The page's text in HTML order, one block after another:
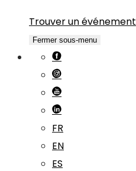
Trouver un événement
Fermer sous-menu
FR
EN
ES